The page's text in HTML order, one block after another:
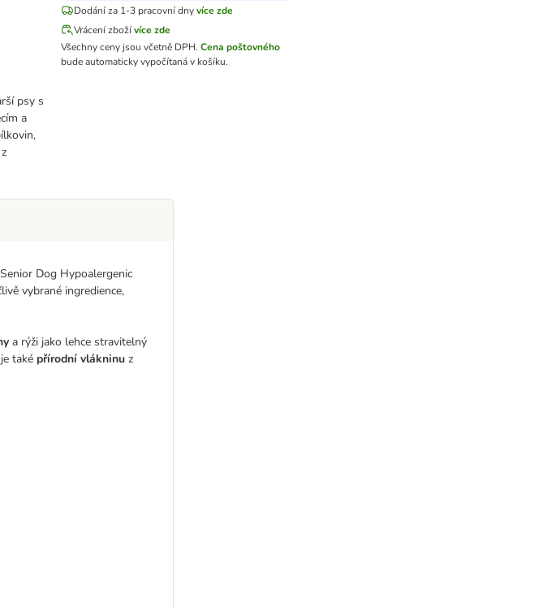
psy s
a
Dodání za 1-3 pracovní dny více zde
Vrácení zbožívíce zde
Všechny ceny jsou včetně DPH. Cena poštovného
bude automaticky vypočítaná v košíku.
Dog Hypoalergenic
vybrané ingredience,
a rýži jako lehce stravitelný
také přírodní vlákninu z